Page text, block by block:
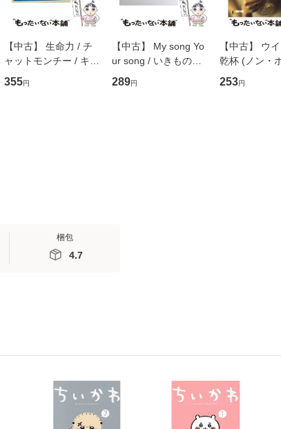
【中古】 生命力 / チ
ャットモンチー / キュ
ーンレコード [CD]
【メール便送料無料】
355円
【中古】 My song Yo
ur song / いきものが
かり / [CD]【メール便
送料無料】
289円
【中古】 ウ
乾杯 (ノン・
ト) / 東野圭吾
社 [文庫]【メ
253円
梱包
4.7